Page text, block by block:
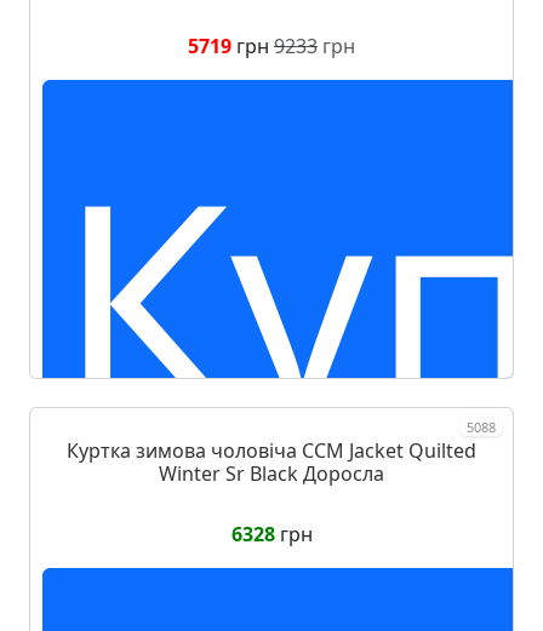
5719 грн 9233 грн
5088
Куртка зимова чоловіча CCM Jacket Quilted
Winter Sr Black Доросла
6328грн